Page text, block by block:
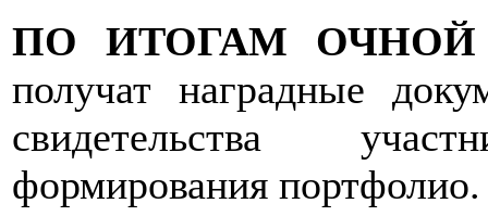
ПО ИТОГАМ ОЧНОЙ
получат наградные
свидетельства
формирования портфолио.